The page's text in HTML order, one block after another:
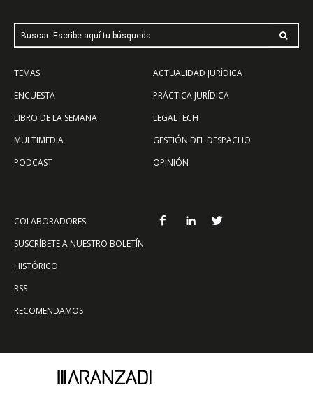
Buscar: Escribe aquí tu búsqueda
TEMAS
ENCUESTA
LIBRO DE LA SEMANA
MULTIMEDIA
PODCAST
ACTUALIDAD JURÍDICA
PRÁCTICA JURÍDICA
LEGALTECH
GESTIÓN DEL DESPACHO
OPINIÓN
COLABORADORES
SUSCRÍBETE A NUESTRO BOLETÍN
HISTÓRICO
RSS
RECOMENDAMOS